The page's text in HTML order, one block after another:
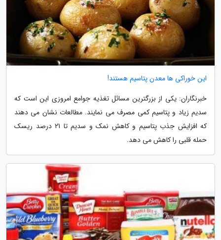
این خوراکی ها معدن پتاسیم هستند!
خبرنگاران: یکی از بزرگترین مسائل تغذیه جوامع امروزی این است که
سدیم زیاد و پتاسیم کمی مصرف می نمایند. مطالعات نشان می دهند
که افزایش جذب پتاسیم و کاهش نمک و سدیم تا 21 درصد ریسک
حمله قلبی را کاهش می دهد.